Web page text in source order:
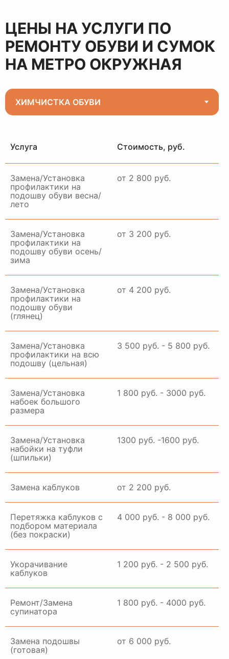
ЦЕНЫ НА УСЛУГИ ПО
РЕМОНТУ ОБУВИ И СУМОК
НА МЕТРО ОКРУЖНАЯ
Услуга Стоимость, руб.
Замена/Установка
профилактики на
подошву обуви весна/
лето
от 2 800 руб.
Замена/Установка
профилактики на
подошву обуви осень/
зима
от 3 200 руб.
Замена/Установка
профилактики на
подошву обуви
(глянец)
от 4 200 руб.
Замена/Установка
профилактики на всю
подошву (цельная)
3 500 руб. - 5 800 руб.
Замена/Установка
набоек большого
размера
1 800 руб. - 3000 руб.
Замена/Установка
набойки на туфли
(шпильки)
1300 руб. -1600 руб.
Замена каблуков от 2 200 руб.
Перетяжка каблуков с
подбором материала
(без покраски)
4 000 руб. - 8 000 руб.
Укорачивание
каблуков
1 200 руб. - 2 500 руб.
Ремонт/Замена
супинатора
1 800 руб. - 4000 руб.
Замена подошвы
(готовая)
от 6 000 руб.